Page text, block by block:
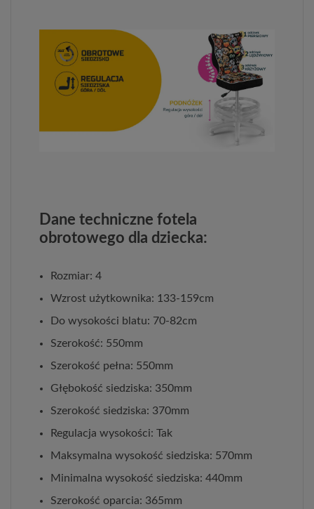
Dane techniczne fotela
obrotowego dla dziecka:
Rozmiar: 4
Wzrost użytkownika: 133-159cm
Do wysokości blatu: 70-82cm
Szerokość: 550mm
Szerokość pełna: 550mm
Głębokość siedziska: 350mm
Szerokość siedziska: 370mm
Regulacja wysokości: Tak
Maksymalna wysokość siedziska: 570mm
Minimalna wysokość siedziska: 440mm
Szerokość oparcia: 365mm